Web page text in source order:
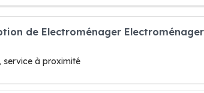
de Electroménager
service à proximité